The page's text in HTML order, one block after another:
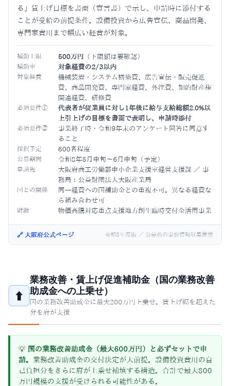
る」賃上げ目標を書面（宣言書）で示し、申請時に添付する
ことが受給の前提条件。設備投資から広告宣伝、商品開発、
専門家費用まで幅広い経費が対象。
補助上限 500万円 （下限額は要確認）
補助率 対象経費の2/3以内
対象経費
機械装置・システム構築費、広告宣伝・販売促進
費、商品開発費、専門家経費、外注費、知的財産権
関連経費、研修費
必須要件①
代表者が従業員に対し1年後に給与支給総額2.0%以
上引上げの目標を書面で表明し、申請時添付
必須要件②
事業終了時・令和9年末のアンケート回答に同意す
ること
採択予定 600者程度
公募期間 令和8年5月中旬〜6月中旬（予定）
申請先
大阪府商工労働部中小企業支援室経営支援課 ／ 事
務局：公益財団法人大阪産業局
国との関係
同一経費への国補助金との重複不可。異なる経費な
ら組み合わせ可
財源 物価高騰対応重点支援地方創生臨時交付金活用事業
🔗 大阪府公式ページ 令和8年度版 ／ 公募前の事前情報収集推奨
⬆
業務改善・賃上げ促進補助金（国の業務改善
助成金への上乗せ）
国の業務改善助成金に最大200万円上乗せ。賃上げ幅を超えた
分を府が支援
💡 国の業務改善助成金（最大600万円）と必ずセットで申
請。 業務改善助成金の交付決定が大前提。設備投資費用の自
己負担分をさらに府が上乗せ補填する構造。合計で最大800
万円規模の支援が受けられる可能性がある。